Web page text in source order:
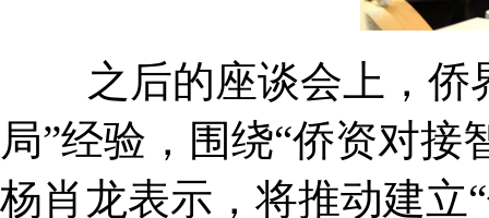
之后的座谈会上，侨
局”经验，围绕“侨资对接
杨肖龙表示，将推动建立